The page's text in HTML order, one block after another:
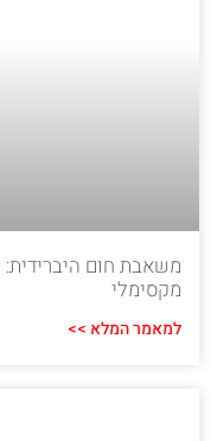
משאבת חום
מקסימלי
למאמר המלא >>